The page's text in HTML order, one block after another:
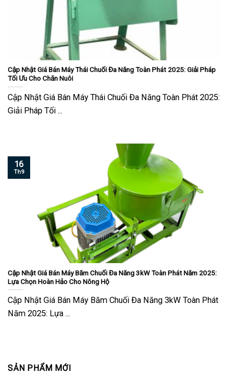
SẢN PHẨM MỚI
Cập Nhật Giá Bán Máy Thái Chuối Đa Năng Toàn Phát 2025: Giải Pháp
Tối Ưu Cho Chăn Nuôi
Cập Nhật Giá Bán Máy Thái Chuối Đa Năng Toàn Phát 2025:
Giải Pháp Tối ...
Cập Nhật Giá Bán Máy Băm Chuối Đa Năng 3kW Toàn Phát Năm 2025:
Lựa Chọn Hoàn Hảo Cho Nông Hộ
Cập Nhật Giá Bán Máy Băm Chuối Đa Năng 3kW Toàn Phát
Năm 2025: Lựa ...
16
Th9